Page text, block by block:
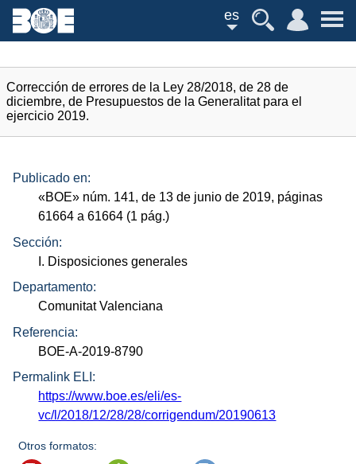
es
Corrección de errores de la Ley 28/2018, de 28 de
diciembre, de Presupuestos de la Generalitat para el
ejercicio 2019.
Publicado en:
«BOE» núm. 141, de 13 de junio de 2019, páginas
61664 a 61664 (1 pág.)
Sección:
I. Disposiciones generales
Departamento:
Comunitat Valenciana
Referencia:
BOE-A-2019-8790
Permalink ELI:
https://www.boe.es/eli/es-
vc/l/2018/12/28/28/corrigendum/20190613
Otros formatos: